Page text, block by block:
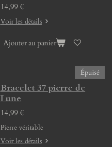
14,99 €
Voir les détails
Ajouter au panier
Épuisé
Bracelet 37 pierre de
Lune
14,99 €
Pierre véritable
Voir les détails